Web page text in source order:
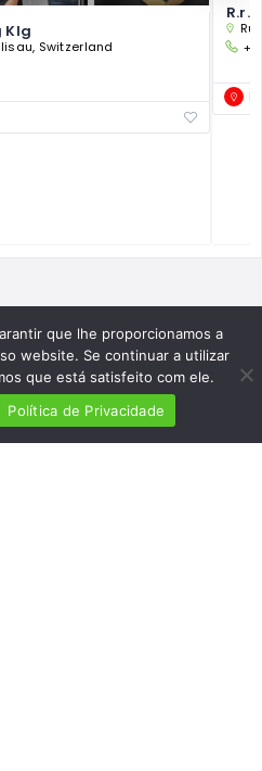
Klg
Switzerland
que lhe proporcionamos a
website. Se continuar a utilizar
que está satisfeito com ele.
Política de Privacidade